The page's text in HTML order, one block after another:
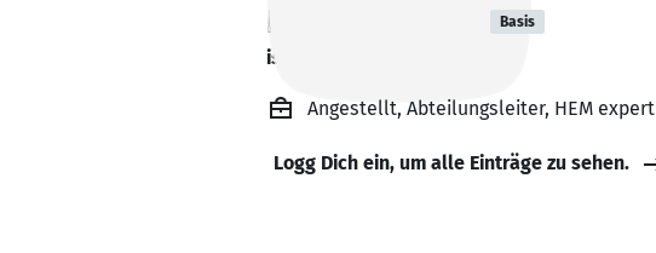
Dennis Diebel Basis
ist offen für Projekte. 🔎
Angestellt, Abteilungsleiter, HEM expert
Logg Dich ein, um alle Einträge zu sehen.